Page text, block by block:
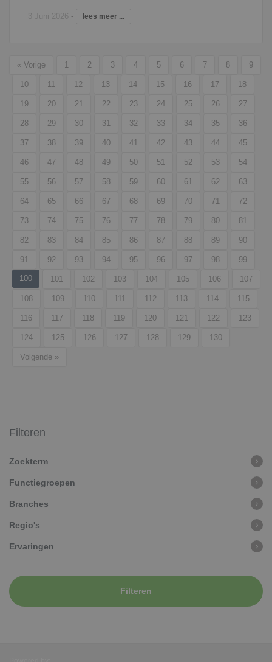
3 Juni 2026 - lees meer ...
« Vorige 1 2 3 4 5 6 7 8 9
10 11 12 13 14 15 16 17 18
19 20 21 22 23 24 25 26 27
28 29 30 31 32 33 34 35 36
37 38 39 40 41 42 43 44 45
46 47 48 49 50 51 52 53 54
55 56 57 58 59 60 61 62 63
64 65 66 67 68 69 70 71 72
73 74 75 76 77 78 79 80 81
82 83 84 85 86 87 88 89 90
91 92 93 94 95 96 97 98 99
100 101 102 103 104 105 106 107
108 109 110 111 112 113 114 115
116 117 118 119 120 121 122 123
124 125 126 127 128 129 130
Volgende »
Filteren
Zoekterm
Functiegroepen
Branches
Regio's
Ervaringen
Filteren